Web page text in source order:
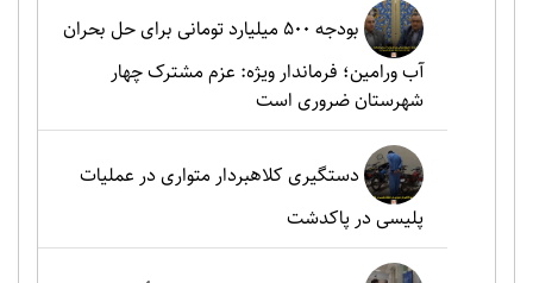
بودجه ۵۰۰ میلیارد تومانی برای حل بحران
آب ورامین؛ فرماندار ویژه: عزم مشترک چهار
شهرستان ضروری است
دستگیری کلاهبردار متواری در عملیات
پلیسی در پاکدشت